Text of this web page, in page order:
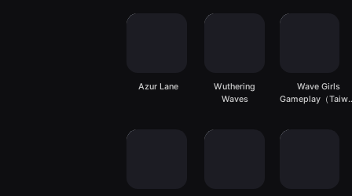
Azur Lane
Wuthering
Waves
Wave Girls
Gameplay（